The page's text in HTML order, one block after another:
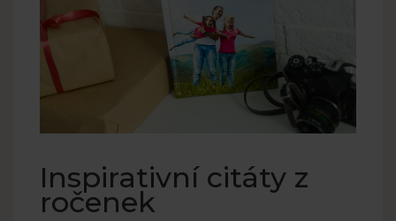
Inspirativní citáty z
ročenek